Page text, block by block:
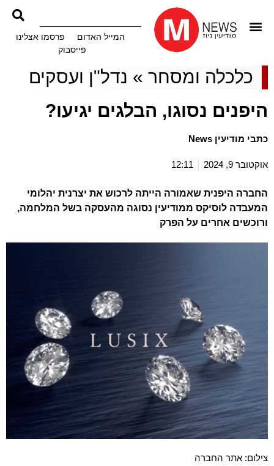
המייל האדום
פרסמו אצלינו
פייסבוק
כלכלה ומסחר» נדל"ן ועסקים
היפנים נסוגו, הבלגים יגיעו?
כתבי מודיעין News
אוקטובר 9, 2024 12:11
החברה היפנית שאמורה הייתה לרכוש את יצרנית יהלומי
המעבדה לוסיקס ממודיעין נסוגה מהעסקה בשל המלחמה,
ורוכשים אחרים על הפרק
צילום: אתר החברה